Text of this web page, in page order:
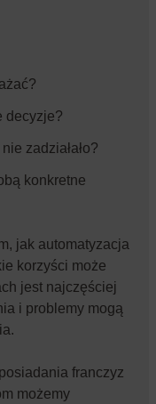
decyzje?
zadziałało?
konkretne
jak automatyzacja
korzyści może
jest najczęściej
i problemy mogą
franczyz
możemy